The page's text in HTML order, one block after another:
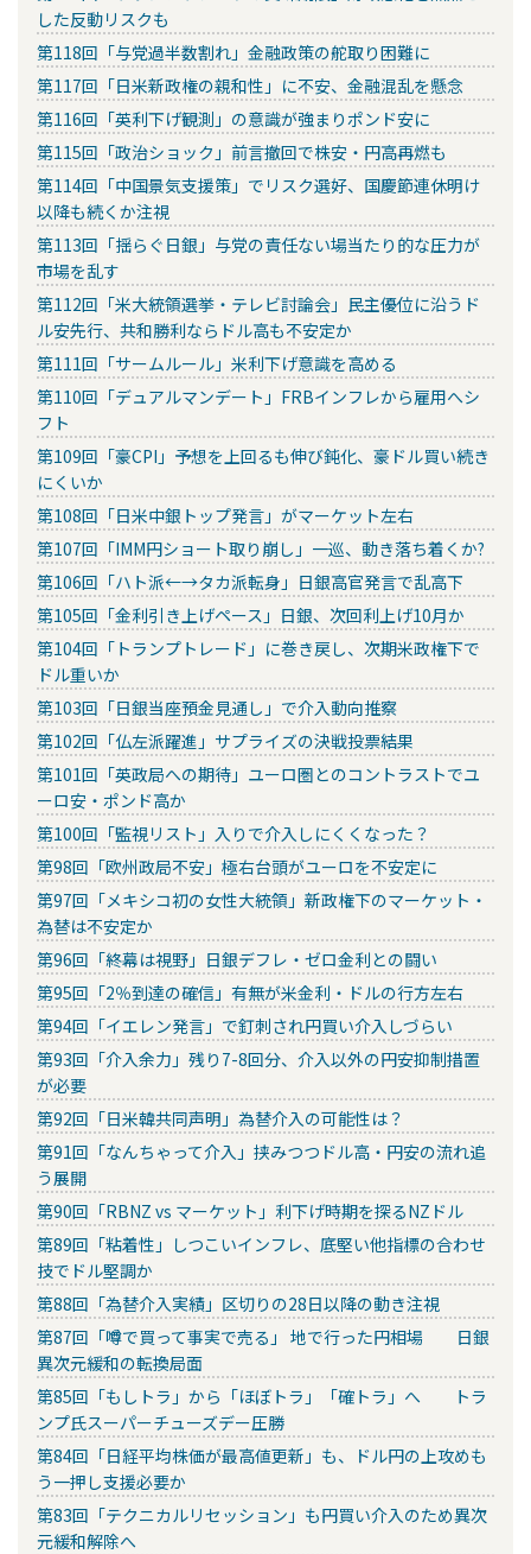
した反動リスクも
第118回「与党過半数割れ」金融政策の舵取り困難に
第117回「日米新政権の親和性」に不安、金融混乱を懸念
第116回「英利下げ観測」の意識が強まりポンド安に
第115回「政治ショック」前言撤回で株安・円高再燃も
第114回「中国景気支援策」でリスク選好、国慶節連休明け
以降も続くか注視
第113回「揺らぐ日銀」与党の責任ない場当たり的な圧力が
市場を乱す
第112回「米大統領選挙・テレビ討論会」民主優位に沿うド
ル安先行、共和勝利ならドル高も不安定か
第111回「サームルール」米利下げ意識を高める
第110回「デュアルマンデート」FRBインフレから雇用へシ
フト
第109回「豪CPI」予想を上回るも伸び鈍化、豪ドル買い続き
にくいか
第108回「日米中銀トップ発言」がマーケット左右
第107回「IMM円ショート取り崩し」一巡、動き落ち着くか?
第106回「ハト派←→タカ派転身」日銀高官発言で乱高下
第105回「金利引き上げペース」日銀、次回利上げ10月か
第104回「トランプトレード」に巻き戻し、次期米政権下で
ドル重いか
第103回「日銀当座預金見通し」で介入動向推察
第102回「仏左派躍進」サプライズの決戦投票結果
第101回「英政局への期待」ユーロ圏とのコントラストでユ
ーロ安・ポンド高か
第100回「監視リスト」入りで介入しにくくなった？
第98回「欧州政局不安」極右台頭がユーロを不安定に
第97回「メキシコ初の女性大統領」新政権下のマーケット・
為替は不安定か
第96回「終幕は視野」日銀デフレ・ゼロ金利との闘い
第95回「2％到達の確信」有無が米金利・ドルの行方左右
第94回「イエレン発言」で釘刺され円買い介入しづらい
第93回「介入余力」残り7-8回分、介入以外の円安抑制措置
が必要
第92回「日米韓共同声明」為替介入の可能性は？
第91回「なんちゃって介入」挟みつつドル高・円安の流れ追
う展開
第90回「RBNZ vs マーケット」利下げ時期を探るNZドル
第89回「粘着性」しつこいインフレ、底堅い他指標の合わせ
技でドル堅調か
第88回「為替介入実績」区切りの28日以降の動き注視
第87回「噂で買って事実で売る」 地で行った円相場 日銀
異次元緩和の転換局面
第85回「もしトラ」から「ほぼトラ」「確トラ」へ トラ
ンプ氏スーパーチューズデー圧勝
第84回「日経平均株価が最高値更新」も、ドル円の上攻めも
う一押し支援必要か
第83回「テクニカルリセッション」も円買い介入のため異次
元緩和解除へ